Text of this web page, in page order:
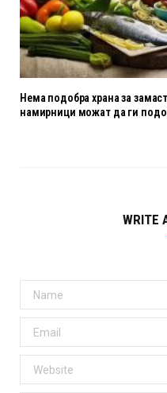
Нема подобра храна за
намирници можат да ги
WRITE